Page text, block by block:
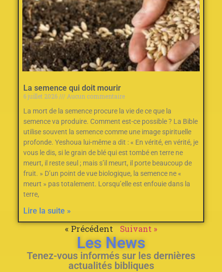
La semence qui doit mourir
6 juillet 2026
Aucun commentaire
La mort de la semence procure la vie de ce que la
semence va produire. Comment est-ce possible ? La Bible
utilise souvent la semence comme une image spirituelle
profonde. Yeshoua lui-même a dit : « En vérité, en vérité, je
vous le dis, si le grain de blé qui est tombé en terre ne
meurt, il reste seul ; mais s’il meurt, il porte beaucoup de
fruit. » D’un point de vue biologique, la semence ne «
meurt » pas totalement. Lorsqu’elle est enfouie dans la
terre,
Lire la suite »
« Précédent Suivant »
Les News
Tenez-vous informés sur les dernières
actualités bibliques